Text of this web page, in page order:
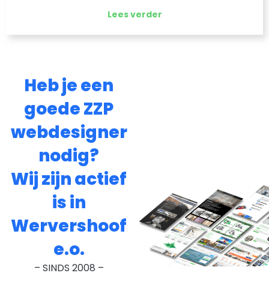
Lees verder
Heb je een
goede ZZP
webdesigner
nodig?
Wij zijn actief
is in
Wervershoof
e.o.
– SINDS 2008 –